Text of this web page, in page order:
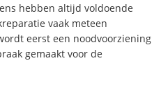
hebben altijd voldoende
vaak meteen
eerst een noodvoorziening
gemaakt voor de